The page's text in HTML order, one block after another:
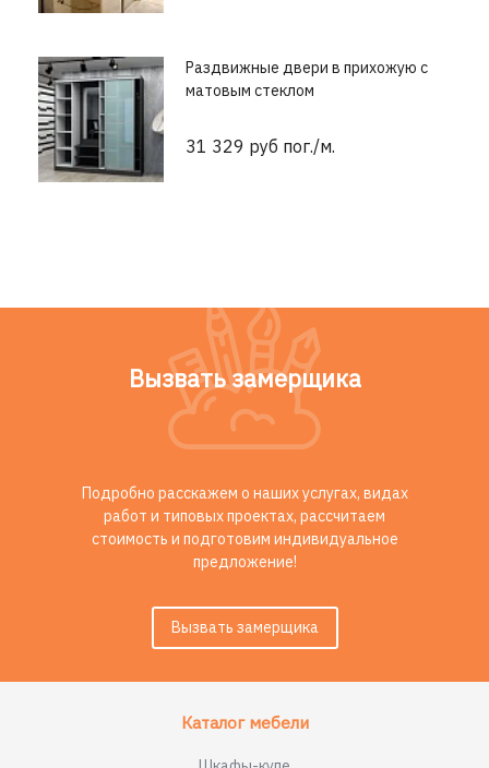
Раздвижные двери в прихожую с
матовым стеклом
31 329 руб пог./м.
Вызвать замерщика
Подробно расскажем о наших услугах, видах
работ и типовых проектах, рассчитаем
стоимость и подготовим индивидуальное
предложение!
Вызвать замерщика
Каталог мебели